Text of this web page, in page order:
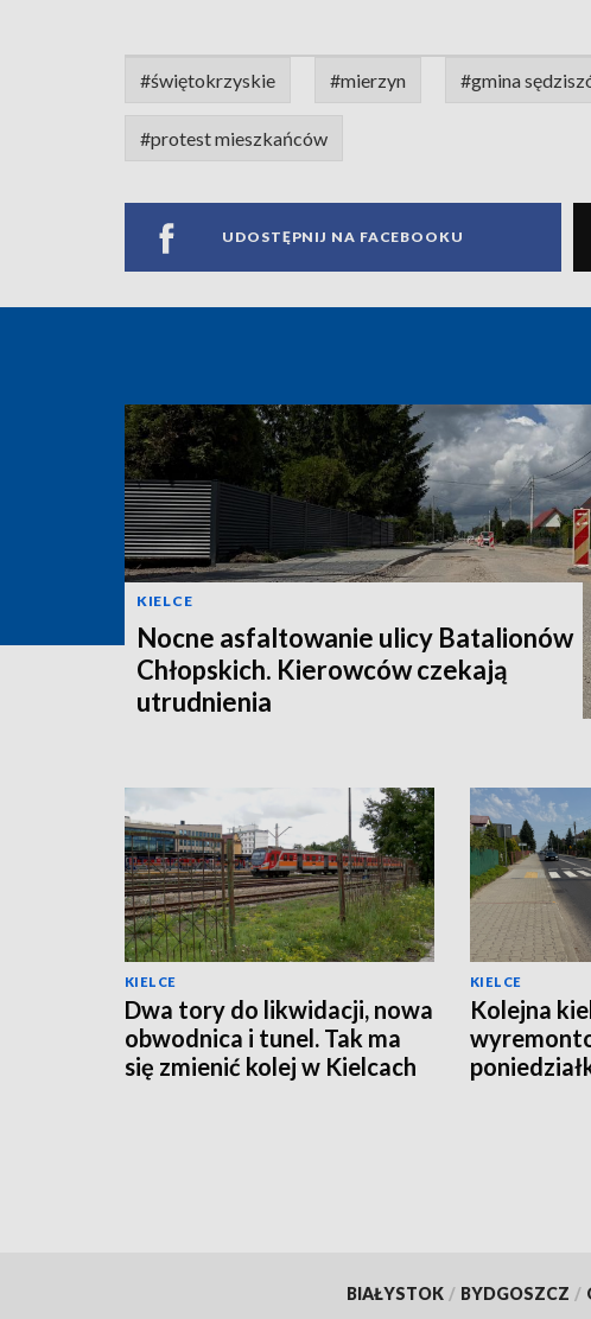
#świętokrzyskie #mierzyn #gmina
#protest mieszkańców
UDOSTĘPNIJ NA FACEBOOKU
KIELCE
Nocne asfaltowanie ulicy Batalionów
Chłopskich. Kierowców czekają
utrudnienia
KIELCE
Dwa tory do likwidacji, nowa
obwodnica i tunel. Tak ma
się zmienić kolej w Kielcach
KIELCE
Kolejna
BIAŁYSTOK / BYDGOSZCZ /